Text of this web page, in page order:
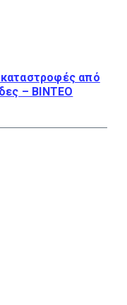
καταστροφές από
– ΒΙΝΤΕΟ